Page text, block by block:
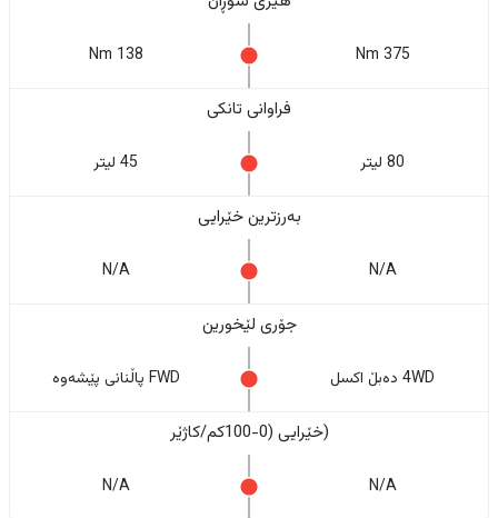
375 Nm
138 Nm
فراوانی تانکی
80 لیتر 45 لیتر
بەرزترین خێرایی
N/A
N/A
جۆری لێخورین
4WD دەبڵ اکسل FWD پاڵنانی پێشەوە
(خێرایی (0-100کم/کاژێر
N/A
N/A